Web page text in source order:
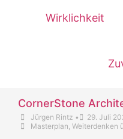
Wirklichkeit
CornerStone
Jürgen Rintz • 29. Juli
Masterplan, Weiterdenken